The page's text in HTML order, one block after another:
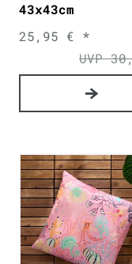
43x43cm
UVP
25,95 € *